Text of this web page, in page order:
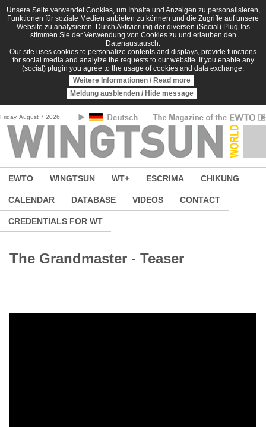
Skip to main content
Unsere Seite verwendet Cookies, um Inhalte und Anzeigen zu personalisieren,
Funktionen für soziale Medien anbieten zu können und die Zugriffe auf unsere
Website zu analysieren. Durch Aktivierung der diversen (Social) Plug-Ins
stimmen Sie der Verwendung von Cookies zu und erlauben den
Datenaustausch.
Our site uses cookies to personalize contents and displays, provide functions
for social media and analyize the requests to our website. If you enable any
(social) plugin you agree to the usage of cookies and data exchange.
Weitere Informationen / Read more
Meldung ausblenden / Hide message
Friday, August 7 2026
EWTO WINGTSUN WT+ ESCRIMA CHIKUNG
CALENDAR DATABASE VIDEOS CONTACT
CREDENTIALS FOR WT
The Grandmaster - Teaser